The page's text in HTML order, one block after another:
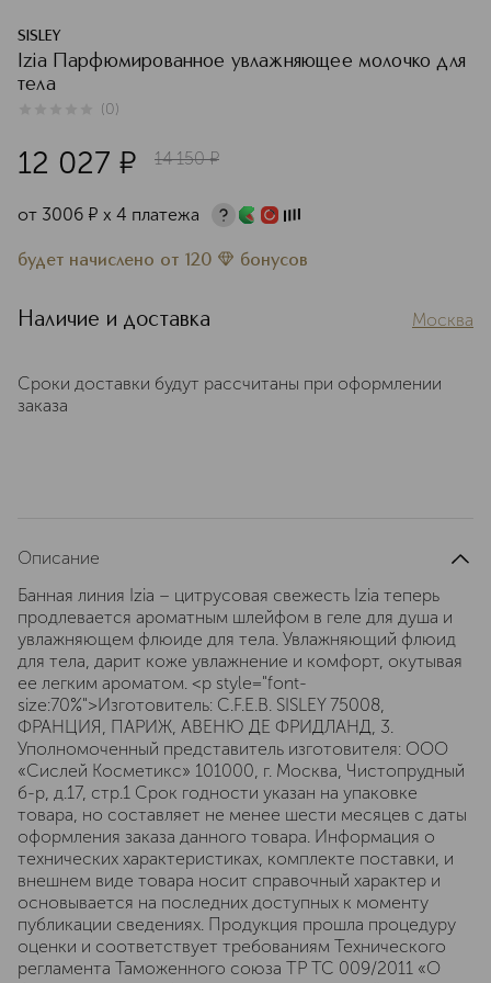
SISLEY
Izia Парфюмированное увлажняющее молочко для
тела
(0)
12 027 ¤ 14 150 ¤
от 3006 ¤ х 4 платежа
будет начислено от 120 бонусов
Наличие и доставка Москва
Сроки доставки будут рассчитаны при оформлении
заказа
Описание
Банная линия Izia – цитрусовая свежесть Izia теперь
продлевается ароматным шлейфом в геле для душа и
увлажняющем флюиде для тела. Увлажняющий флюид
для тела, дарит коже увлажнение и комфорт, окутывая
ее легким ароматом. <p style="font-
size:70%">Изготовитель: C.F.E.B. SISLEY 75008,
ФРАНЦИЯ, ПАРИЖ, АВЕНЮ ДЕ ФРИДЛАНД, 3.
Уполномоченный представитель изготовителя: ООО
«Сислей Косметикс» 101000, г. Москва, Чистопрудный
б-р, д.17, cтр.1 Срок годности указан на упаковке
товара, но составляет не менее шести месяцев с даты
оформления заказа данного товара. Информация о
технических характеристиках, комплекте поставки, и
внешнем виде товара носит справочный характер и
основывается на последних доступных к моменту
публикации сведениях. Продукция прошла процедуру
оценки и соответствует требованиям Технического
регламента Таможенного союза ТР ТС 009/2011 «О